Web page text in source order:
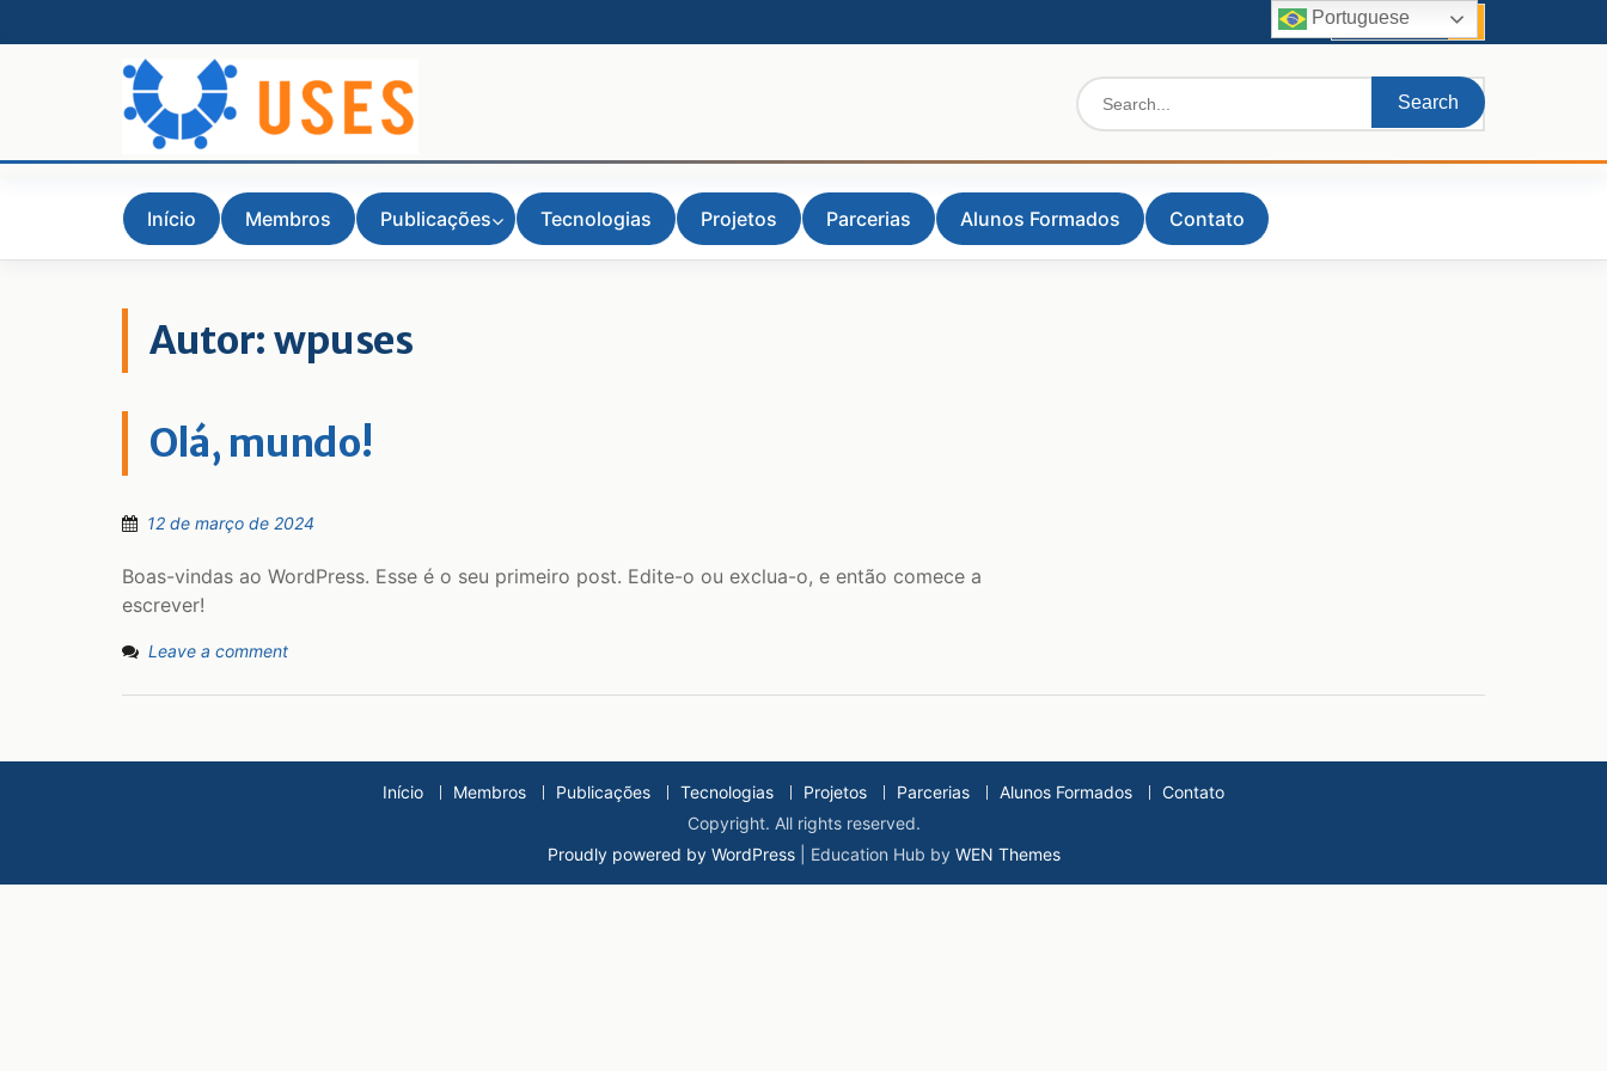
Quick Links
Search
for:
Início Membros Publicações Tecnologias Projetos Parcerias Alunos Formados Contato
Autor: wpuses
Olá, mundo!
12 de março de 2024
Boas-vindas ao WordPress. Esse é o seu primeiro post. Edite-o ou exclua-o, e então comece a
escrever!
Leave a comment
Início Membros Publicações Tecnologias Projetos Parcerias Alunos Formados
Contato
Copyright. All rights reserved.
Proudly powered by WordPress
Education Hub by WEN Themes
Portuguese